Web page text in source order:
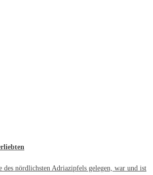
des nördlichsten Adriazipfels gelegen, war und ist